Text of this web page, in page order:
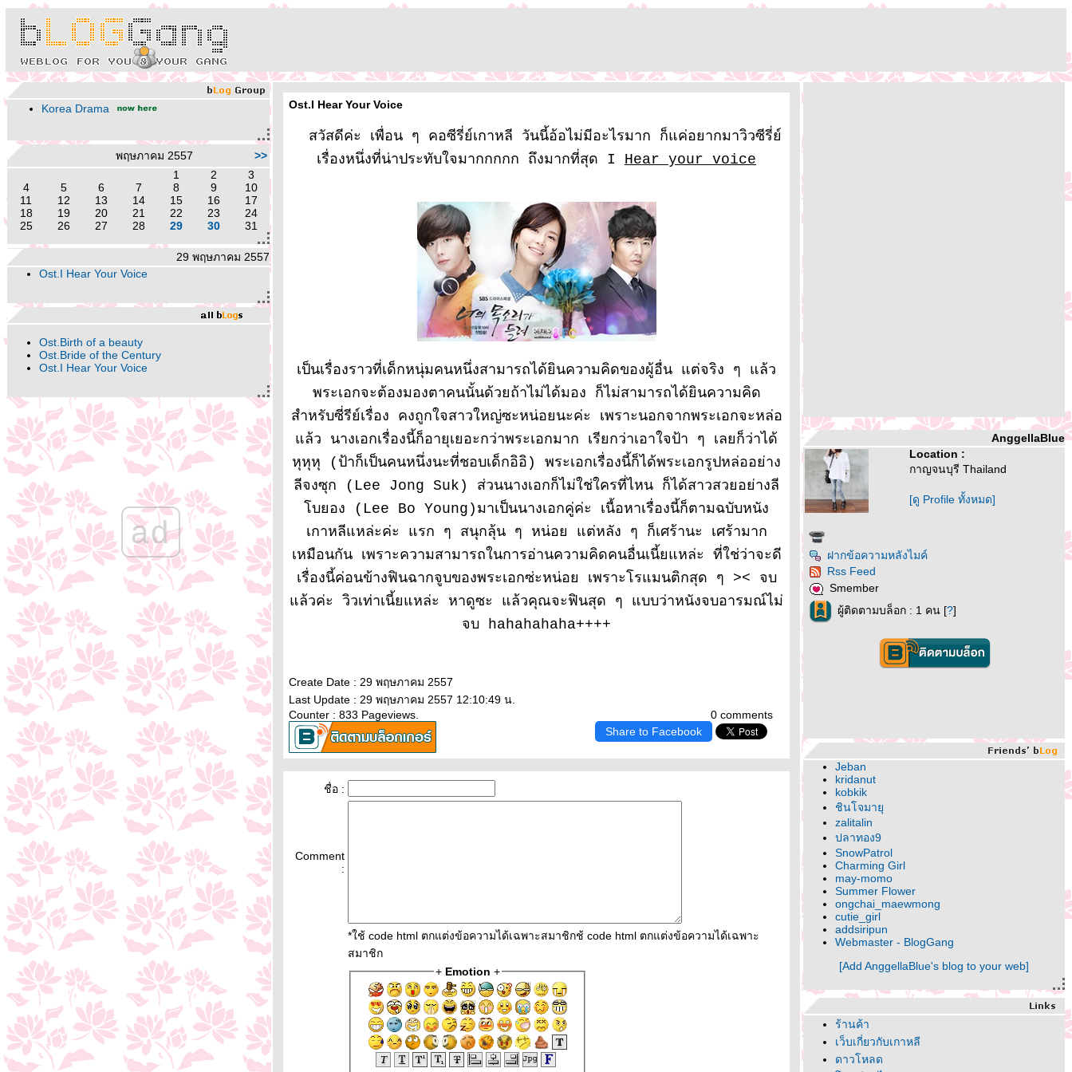
Korea Drama
พฤษภาคม 2557
>>
1
2
3
4
5 6 7 8 9
10
11
12 13 14 15 16
17
18
19 20 21 22 23
24
25
26 27 28 29 30 31
29 พฤษภาคม 2557
Ost.I Hear Your Voice
Ost.Birth of a beauty
Ost.Bride of the Century
Ost.I Hear Your Voice
ad
Ost.I Hear Your Voice
สวัสดีค่ะ เพื่อน ๆ คอซีรี่ย์เกาหลี วันนี้อ้อไม่มีอะไรมาก ก็แค่อยากมาวิวซีรี่ย์
เรื่องหนึ่งที่น่าประทับใจมากกกกก ถึงมากที่สุด I Hear your voice
เป็นเรื่องราวที่เด็กหนุ่มคนหนึ่งสามารถได้ยินความคิดของผู้อื่น แต่จริง ๆ แล้ว
พระเอกจะต้องมองตาคนนั้นด้วยถ้าไม่ได้มอง ก็ไม่สามารถได้ยินความคิด
สำหรับซี่รีย์เรื่อง คงถูกใจสาวใหญ่ซะหน่อยนะค่ะ เพราะนอกจากพระเอกจะหล่อ
ล้ว นางเอกเรื่องนี้ก็อายุเยอะกว่าพระเอกมาก เรียกว่าเอาใจป้า ๆ เลยก็ว่าได้
หุหุหุ (ป้าก็เป็นคนหนึ่งนะที่ชอบเด็กอิอิ) พระเอกเรื่องนี้ก็ได้พระเอกรูปหล่ออย่าง
ลีจงซุก (Lee Jong Suk) ส่วนนางเอกก็ไม่ใช่ใครที่ไหน ก็ได้สาวสวยอย่างลี
บยอง (Lee Bo Young)มาเป็นนางเอกคู่ค่ะ เนื้อหาเรื่องนี้ก็ตามฉบับหนัง
เกาหลีแหล่ะค่ะ แรก ๆ สนุกลุ้น ๆ หน่อย แต่หลัง ๆ ก็เศร้านะ เศร้ามาก
เหมือนกัน เพราะความสามารถในการอ่านความคิดคนอื่นเนี้ยแหล่ะ ที่ใช่ว่าจะดี
เรื่องนี้ค่อนข้างฟินฉากจูบของพระเอกซ่ะหน่อย เพราะโรแมนติกสุด ๆ >< จบ
ล้วค่ะ วิวเท่าเนี้ยแหล่ะ หาดูซะ แล้วคุณจะฟินสุด ๆ แบบว่าหนังจบอารมณ์ไม่
จบ hahahahaha++++
Create Date : 29 พฤษภาคม 2557
Last Update : 29 พฤษภาคม 2557 12:10:49 น.
0 comments
Counter : 833 Pageviews.
Share to Facebook
ชื่อ :
Comment
:
*ใช้ code html ตกแต่งข้อความได้เฉพาะสมาชิกช้ code html ตกแต่งข้อความได้เฉพาะ
สมาชิก
+ Emotion +
AnggellaBlue
Location :
กาญจนบุรี Thailand
[ดู Profile ทั้งหมด]
ฝากข้อความหลังไมค์
Rss Feed
Smember
ผู้ติดตามบล็อก : 1 คน [?]
Jeban
kridanut
kobkik
ชินโจมายุ
zalitalin
ปลาทอง9
SnowPatrol
Charming Girl
may-momo
Summer Flower
ongchai_maewmong
cutie_girl
addsiripun
Webmaster - BlogGang
[Add AnggellaBlue's blog to your web]
ร้านค้า
เว็บเกี่ยวกับเกาหลี
ดาวโหลด